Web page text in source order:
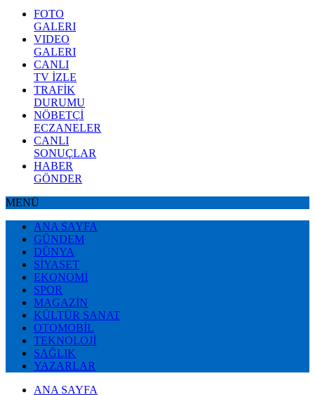
FOTO
GALERI
VIDEO
GALERI
CANLI
TV İZLE
TRAFİK
DURUMU
NÖBETÇİ
ECZANELER
CANLI
SONUÇLAR
HABER
GÖNDER
MENÜ
ANA SAYFA
GÜNDEM
DÜNYA
SİYASET
EKONOMİ
SPOR
MAGAZİN
KÜLTÜR SANAT
OTOMOBİL
TEKNOLOJİ
SAĞLIK
YAZARLAR
ANA SAYFA